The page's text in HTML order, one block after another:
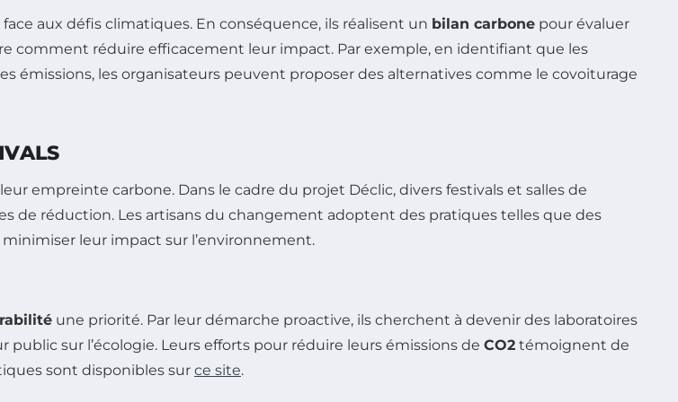
aux défis climatiques. En conséquence, ils réalisent un bilan carbone pour évaluer
comment réduire efficacement leur impact. Par exemple, en identifiant que les
les organisateurs peuvent proposer des alternatives comme le covoiturage
empreinte carbone. Dans le cadre du projet Déclic, divers festivals et salles de
de réduction. Les artisans du changement adoptent des pratiques telles que des
leur impact sur l’environnement.
une priorité. Par leur démarche proactive, ils cherchent à devenir des laboratoires
sur l’écologie. Leurs efforts pour réduire leurs émissions de CO2 témoignent de
sont disponibles sur ce site.